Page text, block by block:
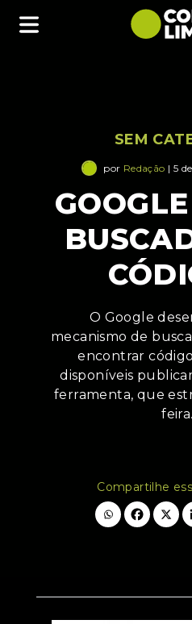
SEM
por Redação | 5
O Google
mecanismo de
encontrar
disponíveis
ferramenta, que
Compartilhe